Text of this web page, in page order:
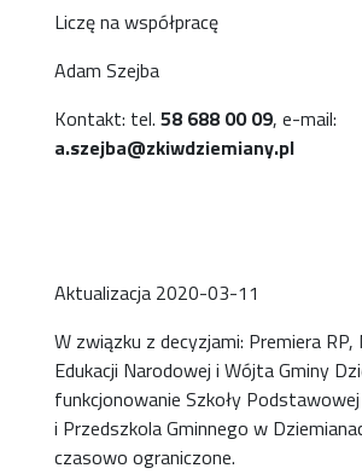
Liczę na współpracę
Adam Szejba
Kontakt: tel. 58 688 00 09, e-mail:
a.szejba@zkiwdziemiany.pl
Aktualizacja 2020-03-11
W związku z decyzjami: Premiera
Edukacji Narodowej i Wójta Gminy
funkcjonowanie Szkoły
i Przedszkola Gminnego w
czasowo ograniczone.